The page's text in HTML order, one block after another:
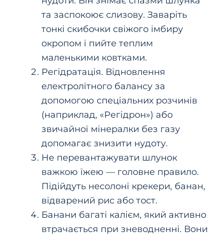
та заспокоює слизову. Заваріть
тонкі скибочки свіжого імбиру
окропом і пийте теплим
маленькими ковтками.
Регідратація. Відновлення
електролітного балансу за
допомогою спеціальних розчинів
(наприклад, «Регідрон») або
звичайної мінералки без газу
допомагає знизити нудоту.
Не перевантажувати шлунок
важкою їжею — головне правило.
Підійдуть несолоні крекери, банан,
відварений рис або тост.
Банани багаті калієм, який активно
втрачається при зневодненні. Вони